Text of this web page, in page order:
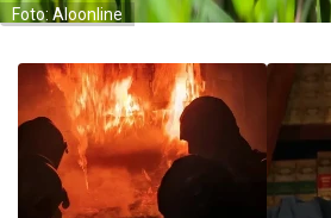
Foto: Aloonline